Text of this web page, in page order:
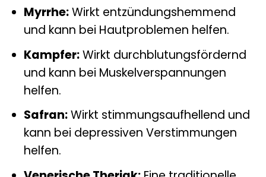
Myrrhe:Wirkt entzündungshemmend
und kann bei Hautproblemen helfen.
Kampfer:Wirkt durchblutungsfördernd
und kann bei Muskelverspannungen
helfen.
Safran:Wirkt stimmungsaufhellend und
kann bei depressiven Verstimmungen
helfen.